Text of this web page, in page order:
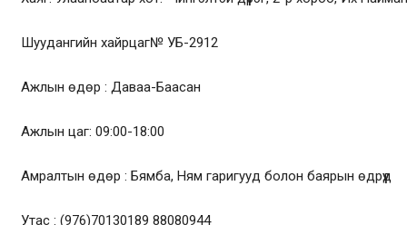
Шуудангийн хайрцаг№ УБ-2912
Ажлын өдөр : Даваа-Баасан
Ажлын цаг: 09:00-18:00
Амралтын өдөр : Бямба, Ням гаригууд болон баярын өдрүүд
Утас : (976)70130189 88080944